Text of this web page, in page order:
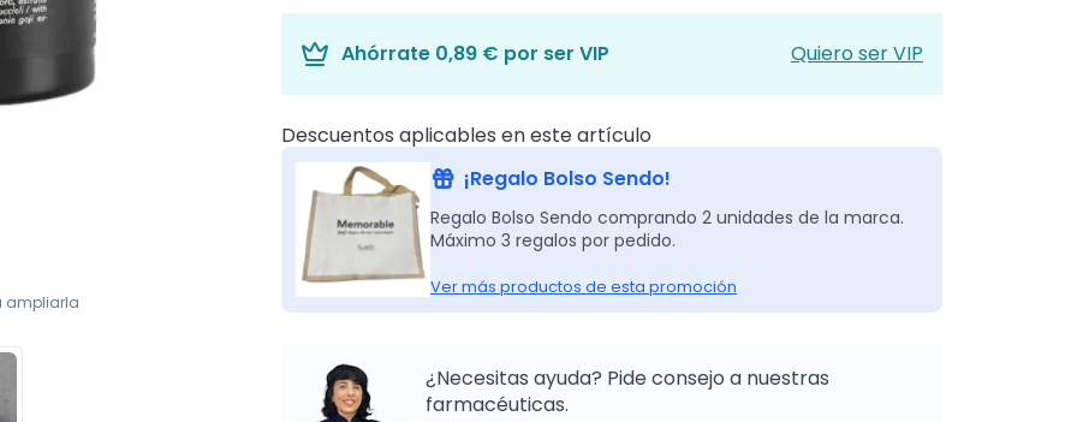
ampliarla
Ahórrate 0,89 € por ser VIP Quiero ser VIP
Descuentos aplicables en este artículo
¡Regalo Bolso Sendo!
Regalo Bolso Sendo comprando 2 unidades de la marca.
Máximo 3 regalos por pedido.
Ver más productos de esta promoción
¿Necesitas ayuda? Pide consejo a nuestras
farmacéuticas.